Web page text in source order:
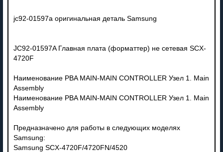
jc92-01597a оригинальная деталь Samsung
JC92-01597A Главная плата (форматтер) не сетевая SCX-
4720F
Наименование PBA MAIN-MAIN CONTROLLER Узел 1. Main
Assembly
Наименование PBA MAIN-MAIN CONTROLLER Узел 1. Main
Assembly
Предназначено для работы в следующих моделях
Samsung:
Samsung SCX-4720F/4720FN/4520